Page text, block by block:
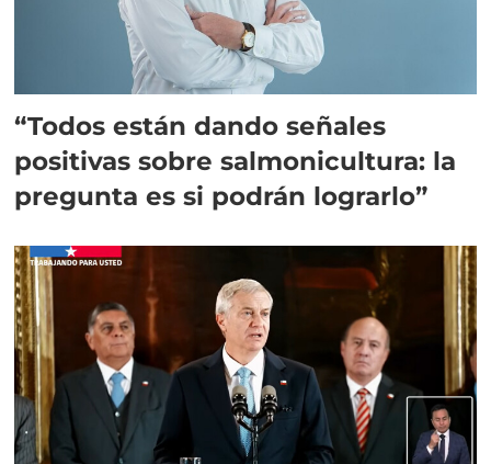
“Todos están dando señales
positivas sobre salmonicultura: la
pregunta es si podrán lograrlo”